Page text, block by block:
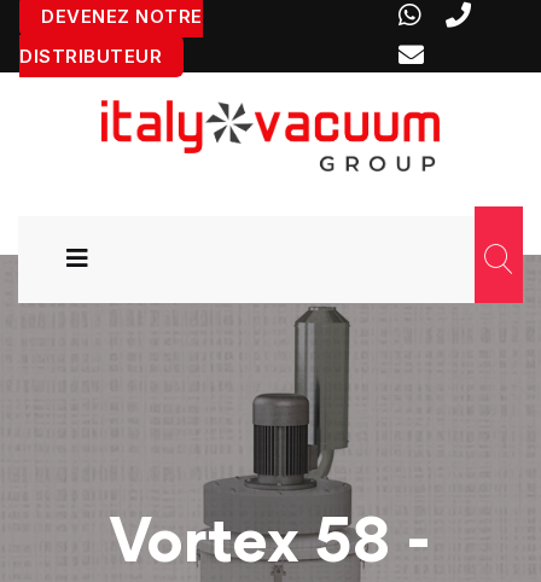
DEVENEZ NOTRE
DISTRIBUTEUR
Vortex 58 -